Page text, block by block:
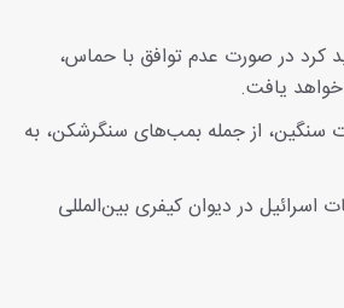
کرد در صورت عدم توافق با حماس،
یافت.
سنگین، از جمله بمب‌های سنگرشکن، به
اسرائیل در دیوان کیفری بین‌المللی